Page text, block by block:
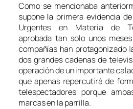
Como se mencionaba
supone la primera evidencia
Urgentes en Materia de
aprobada tan solo unos
compañías han protagonizado
dos grandes cadenas de
operación de un importante
que apenas repercutirá de
telespectadores porque
marcas en la parrilla.